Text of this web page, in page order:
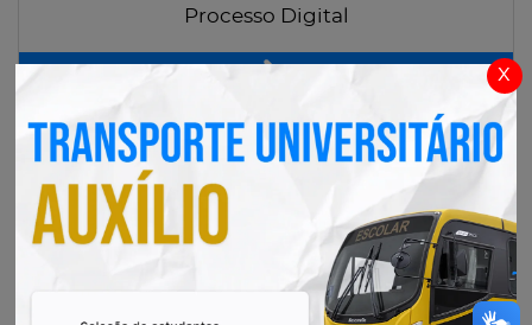
x
Processo Digital
Radar Transparência Pública